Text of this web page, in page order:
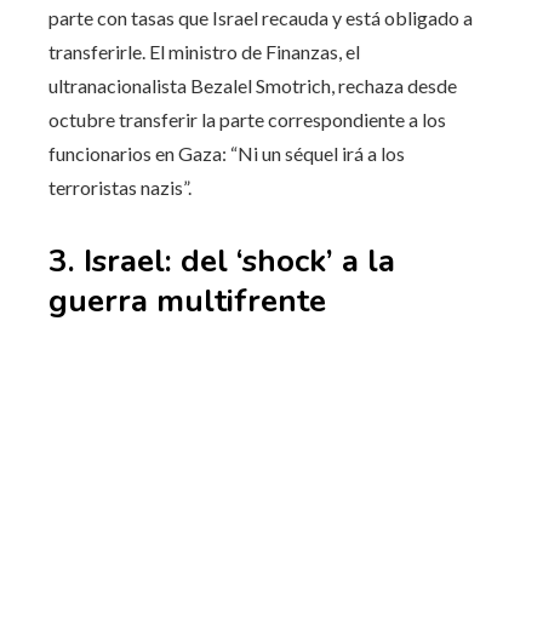
parte con tasas que Israel recauda y está obligado a
transferirle. El ministro de Finanzas, el
ultranacionalista Bezalel Smotrich, rechaza desde
octubre transferir la parte correspondiente a los
funcionarios en Gaza: “Ni un séquel irá a los
terroristas nazis”.
3. Israel: del ‘shock’ a la
guerra multifrente